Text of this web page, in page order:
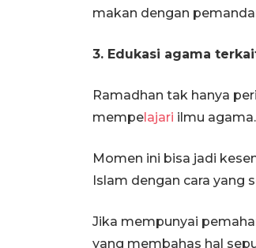
makan dengan
3. Edukasi agama
Ramadhan tak hanya
mempelajari ilmu agama.
Momen ini bisa jadi
Islam dengan cara yang
Jika mempunyai
yang membahas hal